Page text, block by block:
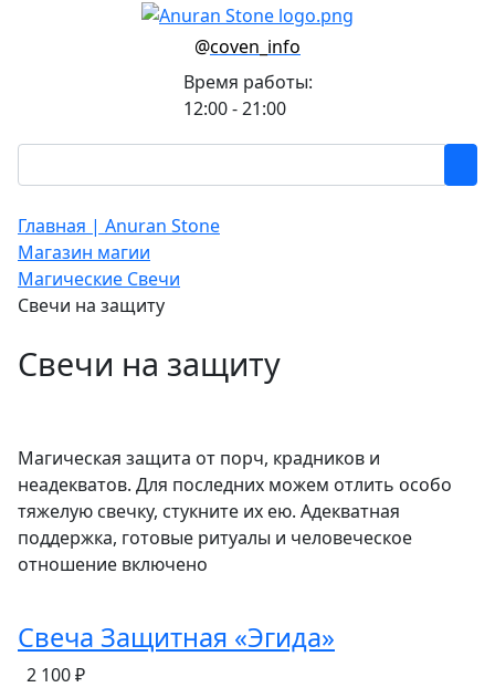
@coven_info
Время работы:
12:00 - 21:00
Главная | Anuran Stone
Магазин магии
Магические Свечи
Свечи на защиту
Свечи на защиту
Магическая защита от порч, крадников и
неадекватов. Для последних можем отлить особо
тяжелую свечку, стукните их ею. Адекватная
поддержка, готовые ритуалы и человеческое
отношение включено
Свеча Защитная «Эгида»
2 100 ₽